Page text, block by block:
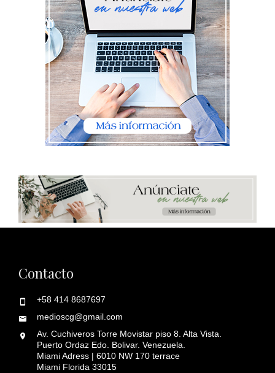
Contacto
+58 414 8687697
medioscg@gmail.com
Av. Cuchiveros Torre Movistar piso 8. Alta Vista.
Puerto Ordaz Edo. Bolivar. Venezuela.
Miami Adress | 6010 NW 170 terrace
Miami Florida 33015